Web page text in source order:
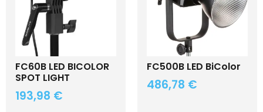
FC60B LED BICOLOR
SPOT LIGHT
193,98 €
FC500B LED BiColor
486,78 €